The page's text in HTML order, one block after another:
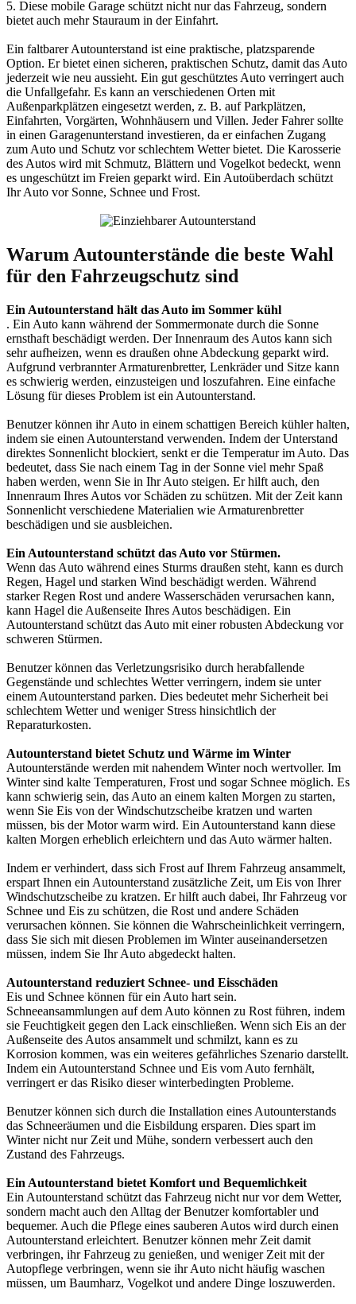
5. Diese mobile Garage schützt nicht nur das Fahrzeug, sondern
bietet auch mehr Stauraum in der Einfahrt.
Ein faltbarer Autounterstand ist eine praktische, platzsparende
Option. Er bietet einen sicheren, praktischen Schutz, damit das Auto
jederzeit wie neu aussieht. Ein gut geschütztes Auto verringert auch
die Unfallgefahr. Es kann an verschiedenen Orten mit
Außenparkplätzen eingesetzt werden, z. B. auf Parkplätzen,
Einfahrten, Vorgärten, Wohnhäusern und Villen. Jeder Fahrer sollte
in einen Garagenunterstand investieren, da er einfachen Zugang
zum Auto und Schutz vor schlechtem Wetter bietet. Die Karosserie
des Autos wird mit Schmutz, Blättern und Vogelkot bedeckt, wenn
es ungeschützt im Freien geparkt wird. Ein Autoüberdach schützt
Ihr Auto vor Sonne, Schnee und Frost.
Warum Autounterstände die beste Wahl
für den Fahrzeugschutz sind
Ein Autounterstand hält das Auto im Sommer kühl
. Ein Auto kann während der Sommermonate durch die Sonne
ernsthaft beschädigt werden. Der Innenraum des Autos kann sich
sehr aufheizen, wenn es draußen ohne Abdeckung geparkt wird.
Aufgrund verbrannter Armaturenbretter, Lenkräder und Sitze kann
es schwierig werden, einzusteigen und loszufahren. Eine einfache
Lösung für dieses Problem ist ein Autounterstand.
Benutzer können ihr Auto in einem schattigen Bereich kühler halten,
indem sie einen Autounterstand verwenden. Indem der Unterstand
direktes Sonnenlicht blockiert, senkt er die Temperatur im Auto. Das
bedeutet, dass Sie nach einem Tag in der Sonne viel mehr Spaß
haben werden, wenn Sie in Ihr Auto steigen. Er hilft auch, den
Innenraum Ihres Autos vor Schäden zu schützen. Mit der Zeit kann
Sonnenlicht verschiedene Materialien wie Armaturenbretter
beschädigen und sie ausbleichen.
Ein Autounterstand schützt das Auto vor Stürmen.
Wenn das Auto während eines Sturms draußen steht, kann es durch
Regen, Hagel und starken Wind beschädigt werden. Während
starker Regen Rost und andere Wasserschäden verursachen kann,
kann Hagel die Außenseite Ihres Autos beschädigen. Ein
Autounterstand schützt das Auto mit einer robusten Abdeckung vor
schweren Stürmen.
Benutzer können das Verletzungsrisiko durch herabfallende
Gegenstände und schlechtes Wetter verringern, indem sie unter
einem Autounterstand parken. Dies bedeutet mehr Sicherheit bei
schlechtem Wetter und weniger Stress hinsichtlich der
Reparaturkosten.
Autounterstand bietet Schutz und Wärme im Winter
Autounterstände werden mit nahendem Winter noch wertvoller. Im
Winter sind kalte Temperaturen, Frost und sogar Schnee möglich. Es
kann schwierig sein, das Auto an einem kalten Morgen zu starten,
wenn Sie Eis von der Windschutzscheibe kratzen und warten
müssen, bis der Motor warm wird. Ein Autounterstand kann diese
kalten Morgen erheblich erleichtern und das Auto wärmer halten.
Indem er verhindert, dass sich Frost auf Ihrem Fahrzeug ansammelt,
erspart Ihnen ein Autounterstand zusätzliche Zeit, um Eis von Ihrer
Windschutzscheibe zu kratzen. Er hilft auch dabei, Ihr Fahrzeug vor
Schnee und Eis zu schützen, die Rost und andere Schäden
verursachen können. Sie können die Wahrscheinlichkeit verringern,
dass Sie sich mit diesen Problemen im Winter auseinandersetzen
müssen, indem Sie Ihr Auto abgedeckt halten.
Autounterstand reduziert Schnee- und Eisschäden
Eis und Schnee können für ein Auto hart sein.
Schneeansammlungen auf dem Auto können zu Rost führen, indem
sie Feuchtigkeit gegen den Lack einschließen. Wenn sich Eis an der
Außenseite des Autos ansammelt und schmilzt, kann es zu
Korrosion kommen, was ein weiteres gefährliches Szenario darstellt.
Indem ein Autounterstand Schnee und Eis vom Auto fernhält,
verringert er das Risiko dieser winterbedingten Probleme.
Benutzer können sich durch die Installation eines Autounterstands
das Schneeräumen und die Eisbildung ersparen. Dies spart im
Winter nicht nur Zeit und Mühe, sondern verbessert auch den
Zustand des Fahrzeugs.
Ein Autounterstand bietet Komfort und Bequemlichkeit
Ein Autounterstand schützt das Fahrzeug nicht nur vor dem Wetter,
sondern macht auch den Alltag der Benutzer komfortabler und
bequemer. Auch die Pflege eines sauberen Autos wird durch einen
Autounterstand erleichtert. Benutzer können mehr Zeit damit
verbringen, ihr Fahrzeug zu genießen, und weniger Zeit mit der
Autopflege verbringen, wenn sie ihr Auto nicht häufig waschen
müssen, um Baumharz, Vogelkot und andere Dinge loszuwerden.